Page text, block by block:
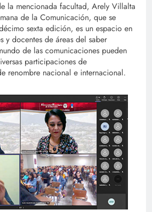
la mencionada facultad, Arely Villalta
de la Comunicación, que se
sexta edición, es un espacio en
y docentes de áreas del saber
de las comunicaciones pueden
participaciones de
renombre nacional e internacional.